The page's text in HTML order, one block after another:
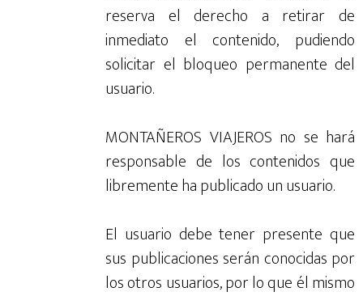
reserva el derecho a retirar de
inmediato el contenido, pudiendo
solicitar el bloqueo permanente del
usuario.
MONTAÑEROS VIAJEROS no se hará
responsable de los contenidos que
libremente ha publicado un usuario.
El usuario debe tener presente que
sus publicaciones serán conocidas por
los otros usuarios, por lo que él mismo